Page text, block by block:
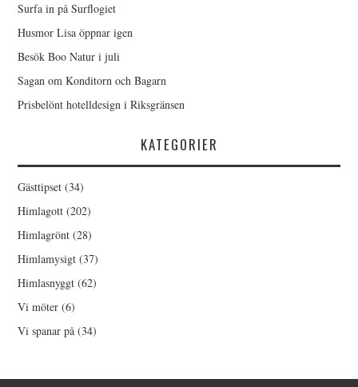
Surfa in på Surflogiet
Husmor Lisa öppnar igen
Besök Boo Natur i juli
Sagan om Konditorn och Bagarn
Prisbelönt hotelldesign i Riksgränsen
KATEGORIER
Gästtipset (34)
Himlagott (202)
Himlagrönt (28)
Himlamysigt (37)
Himlasnyggt (62)
Vi möter (6)
Vi spanar på (34)